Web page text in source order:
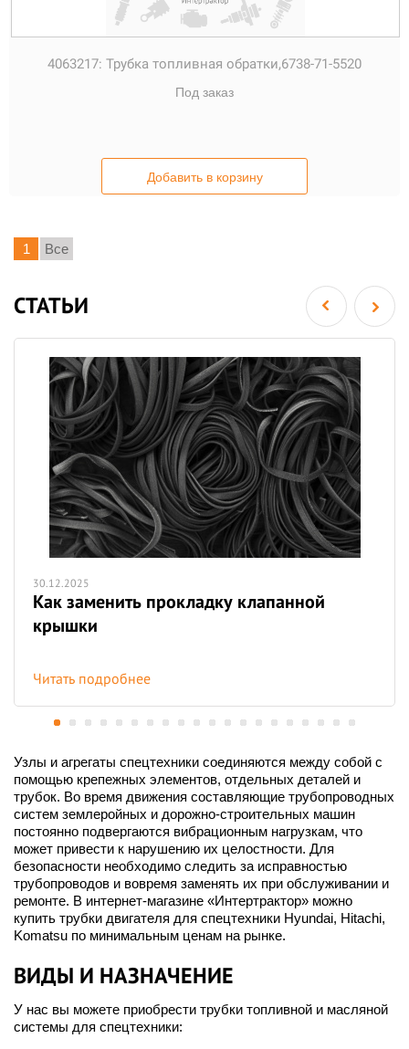
4063217: Трубка топливная обратки,6738-71-5520
Под заказ
Добавить в корзину
1 Все
СТАТЬИ
30.12.2025
Как заменить прокладку клапанной
крышки
Читать подробнее
Узлы и агрегаты спецтехники соединяются между собой с
помощью крепежных элементов, отдельных деталей и
трубок. Во время движения составляющие трубопроводных
систем землеройных и дорожно-строительных машин
постоянно подвергаются вибрационным нагрузкам, что
может привести к нарушению их целостности. Для
безопасности необходимо следить за исправностью
трубопроводов и вовремя заменять их при обслуживании и
ремонте. В интернет-магазине «Интертрактор» можно
купить трубки двигателя для спецтехники Hyundai, Hitachi,
Komatsu по минимальным ценам на рынке.
ВИДЫ И НАЗНАЧЕНИЕ
У нас вы можете приобрести трубки топливной и масляной
системы для спецтехники: